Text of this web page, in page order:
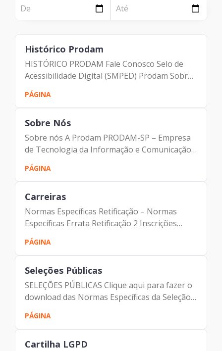
Página
Notícia
NOTÍCIA
Tecnologia
Clientes e Produtos
Gestão de Tecnologia
Case
Solução
Reconhecimento
Histórico Prodam
HISTÓRICO PRODAM Fale Conosco Selo de
Acessibilidade Digital (SMPED) Prodam Sobre
Nós Responsabilidade Social Acessibilidade
Histórico Prodam A PRODAM – Empresa de
Tecnologia da Informação e...
PÁGINA
Sobre Nós
Sobre nós A Prodam PRODAM-SP – Empresa
de Tecnologia da Informação e Comunicação
do Município de São Paulo Mais de 12 milhões
de habitantes. Mais de 15 milhões de viajantes
por ano. É pensando no...
PÁGINA
Carreiras
Normas Específicas Retificação – Normas
Específicas Errata Retificação 2 Inscrições
Deferidas Inscrições Definitivas e Convocação
de Provas Gabarito das Provas Objetivas
Retificação do Gabarito das...
PÁGINA
Seleções Públicas
SELEÇÕES PÚBLICAS Clique aqui para fazer o
download das Normas Específicas da Seleção
Pública de 2004 Clique aqui para fazer o
download das informações sobre a SELEÇÃO
PÚBLICA Nº 001/2004 Clique...
PÁGINA
Cartilha LGPD